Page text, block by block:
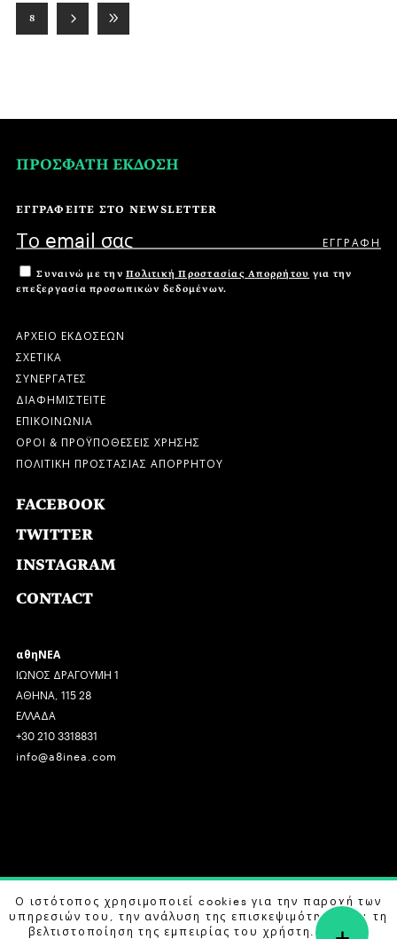
8
ΠΡΟΣΦΑΤΗ ΕΚΔΟΣΗ
ΕΓΓΡΑΦΕΙΤΕ ΣΤΟ NEWSLETTER
Συναινώ με την Πολιτική Προστασίας Απορρήτου για την
επεξεργασία προσωπικών δεδομένων.
ΑΡΧΕΙΟ ΕΚΔΟΣΕΩΝ
ΣΧΕΤΙΚΑ
ΣΥΝΕΡΓΑΤΕΣ
ΔΙΑΦΗΜΙΣΤΕΙΤΕ
ΕΠΙΚΟΙΝΩΝΙΑ
ΟΡΟΙ & ΠΡΟΫΠΟΘΕΣΕΙΣ ΧΡΗΣΗΣ
ΠΟΛΙΤΙΚΗ ΠΡΟΣΤΑΣΙΑΣ ΑΠΟΡΡΗΤΟΥ
FACEBOOK
TWITTER
INSTAGRAM
CONTACT
αθηΝΕΑ
ΙΩΝΟΣ ΔΡΑΓΟΥΜΗ 1
ΑΘΗΝΑ, 115 28
ΕΛΛΑΔΑ
+30 210 3318831
info@a8inea.com
COPYRIGHT © 2026 αθηΝΕΑ, ALL RIGHTS RESERVED.
DESIGN BY G DESIGN STUDIO. DEVELOPED BYB LABS
Ο ιστότοπος χρησιμοποιεί cookies για την παροχή των
υπηρεσιών του, την ανάλυση της επισκεψιμότητας και τη
βελτιστοποίηση της εμπειρίας του χρήστη. Μάθετε